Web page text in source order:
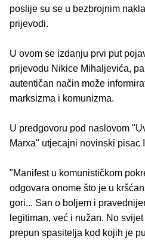
poslije su se u bezbrojnim
prijevodi.
U ovom se izdanju prvi put
prijevodu Nikice Mihaljevića,
autentičan način može
marksizma i komunizma.
U predgovoru pod naslovom
Marxa" utjecajni novinski pisac
"Manifest u komunističkom
odgovara onome što je u
gori... San o boljem i
legitiman, već i nužan. No
prepun spasitelja kod kojih je